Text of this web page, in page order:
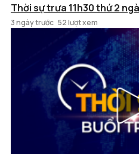
Thời sự trưa 11h30 thứ 2
3 ngày trước 52 lượt xem